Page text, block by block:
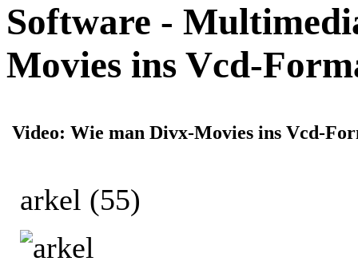
Software -
Movies ins Vcd-
Video: Wie man Divx-Movies ins Vcd-
arkel (55)